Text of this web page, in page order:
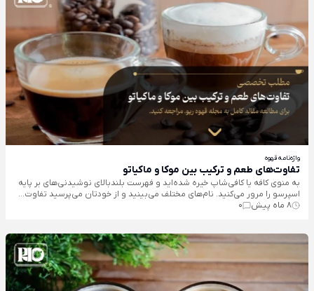
واژه‌نامه قهوه
تفاوت‌های طعم و ترکیب بین موکا و ماکیاتو
به منوی کافه یا کافی‌شاپ خیره شده‌اید و فهرست بلندبالای نوشیدنی‌های بر پایه
اسپرسو را مرور می‌کنید. نام‌های مختلف می‌بینید و از خودتان می‌پرسید تفاوت...
8 ماه پیش
0